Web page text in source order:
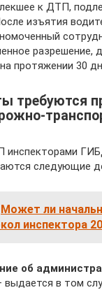
к ДТП,
изъятия
разрешение,
протяжении 30
требуются
инспекторами
следующие
Может ли
инспектора
об
выдается в том